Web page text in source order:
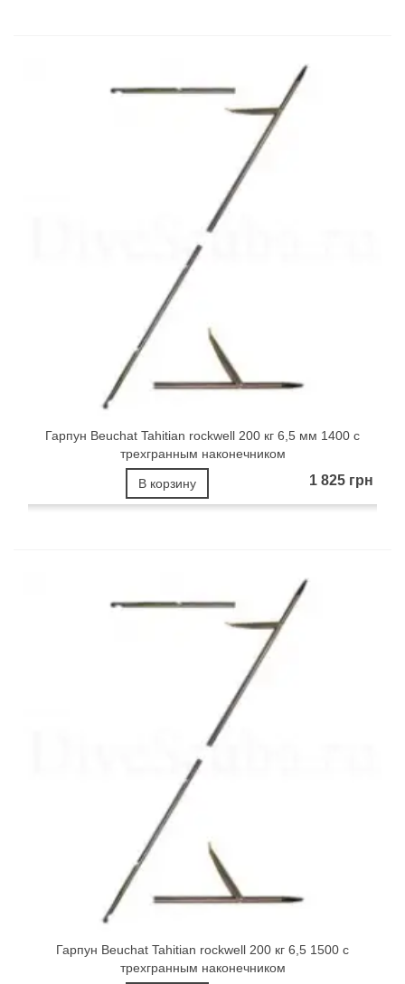
Гарпун Beuchat Tahitian rockwell 200 кг 6,5 мм 1400 с
трехгранным наконечником
1 825 грн
В корзину
Гарпун Beuchat Tahitian rockwell 200 кг 6,5 1500 с
трехгранным наконечником